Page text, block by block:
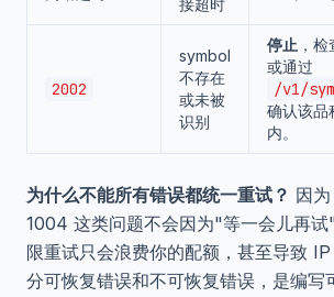
接超时
2002
symbol
不存在
或未被
识别
停止 ，
或通过
/v1/
确认该品
内。
为什么不能所有错误都统一重试？ 因为
1004 这类问题不会因为"等一会儿再
限重试只会浪费你的配额，甚至导致
分可恢复错误和不可恢复错误，是编写